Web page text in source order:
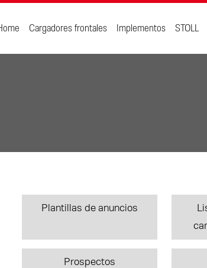
Cargadores frontales Implementos STOLL
Plantillas de anuncios
Prospectos